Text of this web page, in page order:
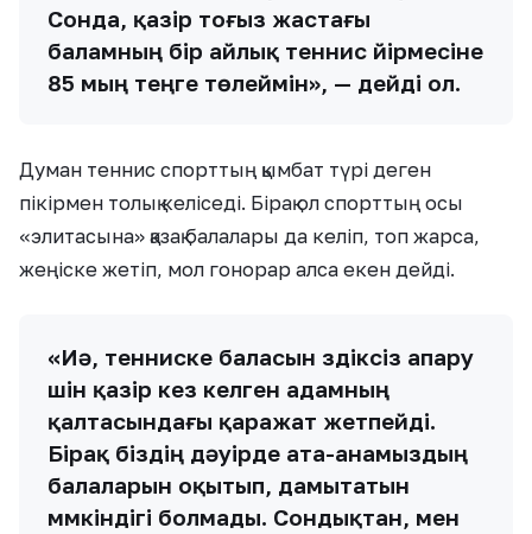
Сонда, қазір тоғыз жастағы
баламның бір айлық теннис үйірмесіне
85 мың теңге төлеймін», — дейді ол.
Думан теннис спорттың қымбат түрі деген
пікірмен толық келіседі. Бірақ ол спорттың осы
«элитасына» қазақ балалары да келіп, топ жарса,
жеңіске жетіп, мол гонорар алса екен дейді.
«Иә, тенниске баласын үздіксіз апару
үшін қазір кез келген адамның
қалтасындағы қаражат жетпейді.
Бірақ біздің дәуірде ата-анамыздың
балаларын оқытып, дамытатын
мүмкіндігі болмады. Сондықтан, мен